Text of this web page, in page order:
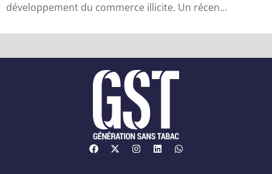
développement du commerce illicite. Un récen...